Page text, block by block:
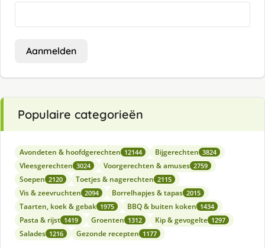
Aanmelden
Populaire categorieën
Avondeten & hoofdgerechten 12144 Bijgerechten 3824
Vleesgerechten 3024 Voorgerechten & amuses 2759
Soepen 2120 Toetjes & nagerechten 2115
Vis & zeevruchten 2094 Borrelhapjes & tapas 2015
Taarten, koek & gebak 1975 BBQ & buiten koken 1434
Pasta & rijst 1419 Groenten 1312 Kip & gevogelte 1297
Salades 1216 Gezonde recepten 1177